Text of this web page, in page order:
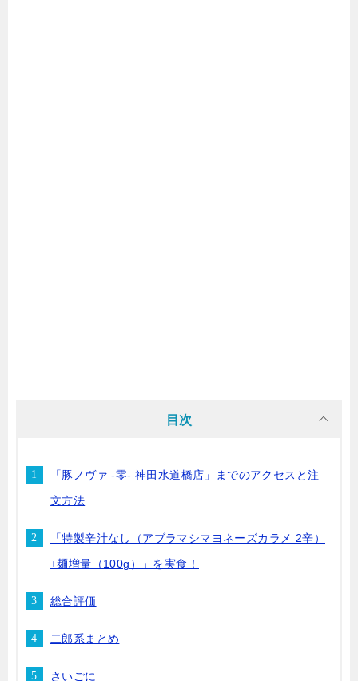
目次
「豚ノヴァ -零- 神田水道橋店」までのアクセスと注
文方法
「特製辛汁なし（アブラマシマヨネーズカラメ 2辛）
+麺増量（100g）」を実食！
総合評価
二郎系まとめ
さいごに